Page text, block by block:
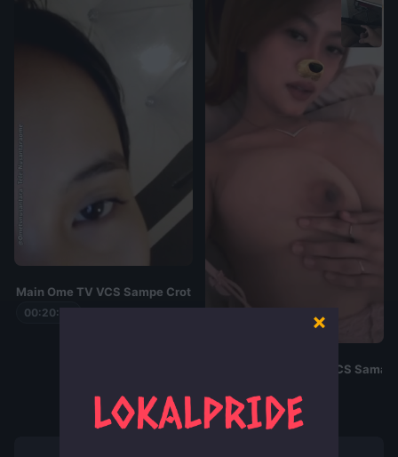
Main Ome TV VCS Sampe Crot
00:20:08
Cacaaaargh Blunder VCS Sama
×